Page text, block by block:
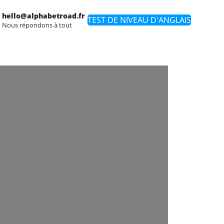
hello@alphabetroad.fr
Nous répondons à tout TEST DE NIVEAU D'ANGLAIS